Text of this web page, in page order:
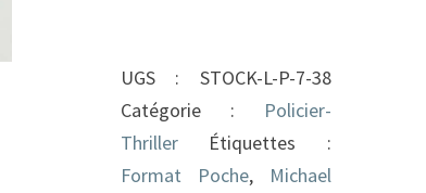
ville
en
feu
UGS : STOCK-L-P-7-38
Catégorie :
Policier-
Thriller
Étiquettes :
Format Poche,
Michael